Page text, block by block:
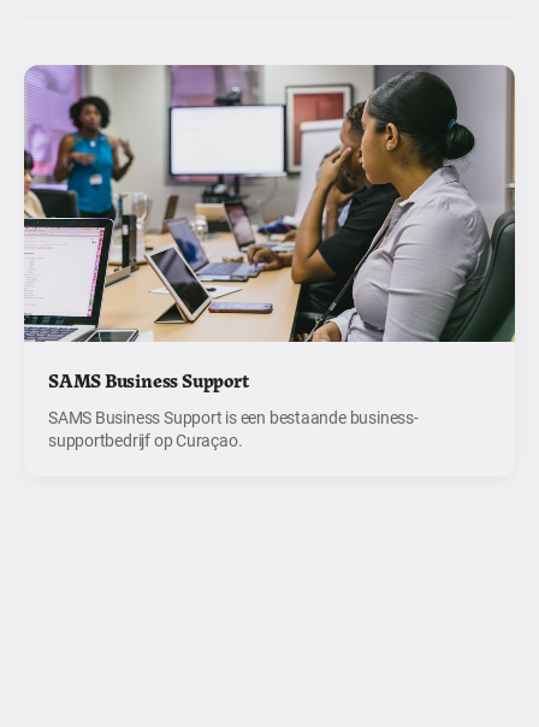
SAMS Business Support
SAMS Business Support is een bestaande business-
supportbedrijf op Curaçao.